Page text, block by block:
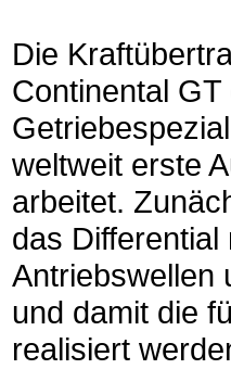
Die
Continental
weltweit erste
arbeitet.
das
Antriebswellen
und damit die
realisiert